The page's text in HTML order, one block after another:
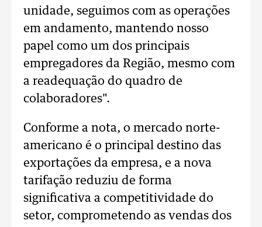
unidade, seguimos com as operações
em andamento, mantendo nosso
papel como um dos principais
empregadores da Região, mesmo com
a readequação do quadro de
colaboradores".
Conforme a nota, o mercado norte-
americano é o principal destino das
exportações da empresa, e a nova
tarifação reduziu de forma
significativa a competitividade do
setor, comprometendo as vendas dos